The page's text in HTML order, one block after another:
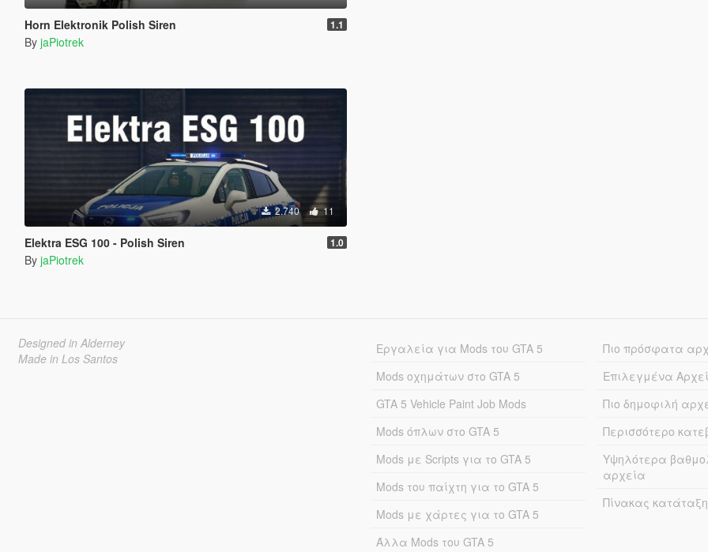
Horn Elektronik Polish Siren 1.1
By jaPiotrek
2.740 11
Elektra ESG 100 - Polish Siren 1.0
By jaPiotrek
Designed in Alderney
Made in Los Santos
Εργαλεία για Mods του GTA 5
Mods οχημάτων στο GTA 5
GTA 5 Vehicle Paint Job Mods
Mods όπλων στο GTA 5
Mods με Scripts για το GTA 5
Mods του παίχτη για το GTA 5
Mods με χάρτες για το GTA 5
Άλλα Mods του GTA 5
Πιο πρόσφατα
Επιλεγμένα
Πιο δημοφιλή
Περισσότερο
Υψηλότερα
αρχεία
Πίνακας